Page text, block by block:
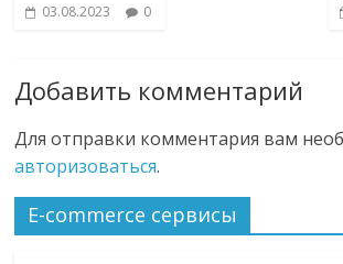
03.08.2023 0
Добавить комментарий
Для отправки комментария вам
авторизоваться.
E-commerce сервисы